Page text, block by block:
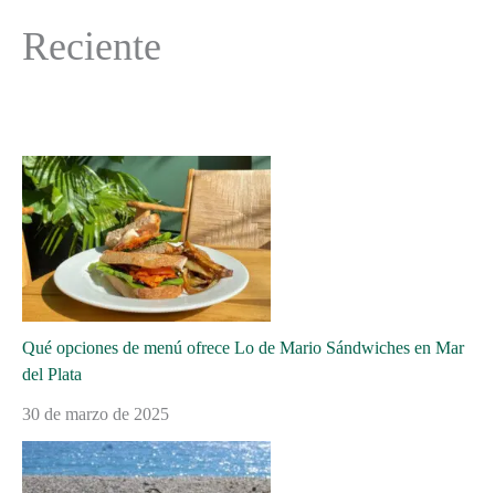
Reciente
Qué opciones de menú ofrece Lo de Mario Sándwiches en Mar
del Plata
30 de marzo de 2025